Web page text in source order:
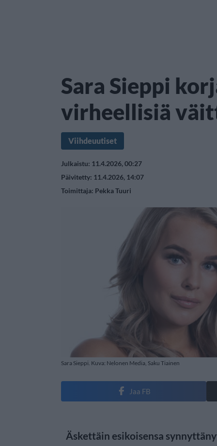
Sara Sieppi
virheellisiä
Viihdeuutiset
Julkaistu: 11.4.2026, 00:27
Päivitetty: 11.4.2026, 14:07
Toimittaja: Pekka Tuuri
Sara Sieppi. Kuva: Nelonen Media, Saku Tiainen
Jaa FB
Äskettäin esikoisensa